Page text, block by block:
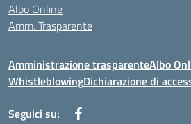
Albo Online
Amm. Trasparente
Amministrazione trasparenteAlbo
WhistleblowingDichiarazione di
Seguici su: